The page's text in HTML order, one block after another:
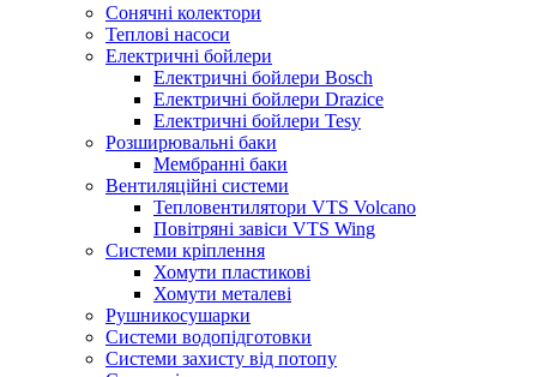
Сонячні колектори
Теплові насоси
Електричні бойлери
Електричні бойлери Bosch
Електричні бойлери Drazice
Електричні бойлери Tesy
Розширювальні баки
Мембранні баки
Вентиляційні системи
Тепловентилятори VTS Volcano
Повітряні завіси VTS Wing
Системи кріплення
Хомути пластикові
Хомути металеві
Рушникосушарки
Системи водопідготовки
Системи захисту від потопу